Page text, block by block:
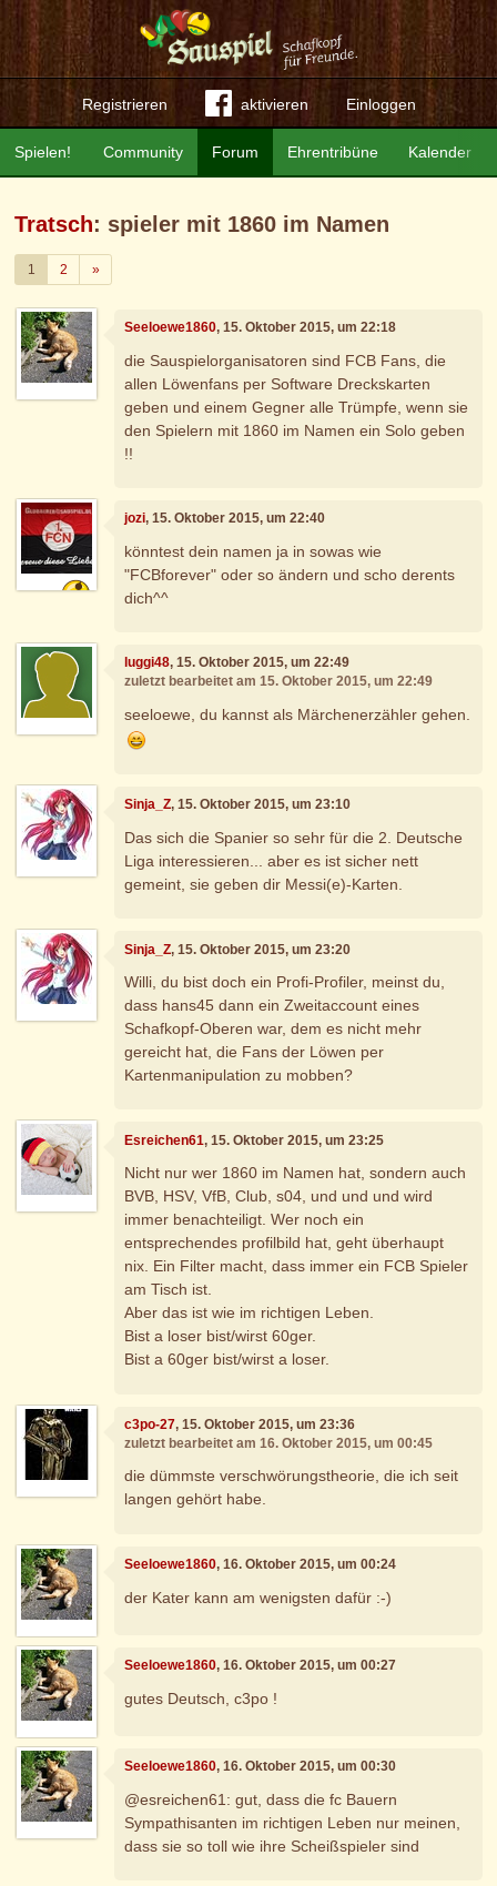
Registrieren aktivieren Einloggen
Community Forum Ehrentribüne Kalender
Spielen!
Tratsch: spieler mit 1860 im Namen
1 2 »Weiter
Seeloewe1860, 15. Oktober 2015, um 22:18
die Sauspielorganisatoren sind FCB Fans, die
allen Löwenfans per Software Dreckskarten
geben und einem Gegner alle Trümpfe, wenn sie
den Spielern mit 1860 im Namen ein Solo geben
!!
jozi, 15. Oktober 2015, um 22:40
könntest dein namen ja in sowas wie
"FCBforever" oder so ändern und scho derents
dich^^
luggi48, 15. Oktober 2015, um 22:49
zuletzt bearbeitet am 15. Oktober 2015, um 22:49
seeloewe, du kannst als Märchenerzähler gehen.
Sinja_Z, 15. Oktober 2015, um 23:10
Das sich die Spanier so sehr für die 2. Deutsche
Liga interessieren... aber es ist sicher nett
gemeint, sie geben dir Messi(e)-Karten.
Sinja_Z, 15. Oktober 2015, um 23:20
Willi, du bist doch ein Profi-Profiler, meinst du,
dass hans45 dann ein Zweitaccount eines
Schafkopf-Oberen war, dem es nicht mehr
gereicht hat, die Fans der Löwen per
Kartenmanipulation zu mobben?
Esreichen61, 15. Oktober 2015, um 23:25
Nicht nur wer 1860 im Namen hat, sondern auch
BVB, HSV, VfB, Club, s04, und und und wird
immer benachteiligt. Wer noch ein
entsprechendes profilbild hat, geht überhaupt
nix. Ein Filter macht, dass immer ein FCB Spieler
am Tisch ist.
Aber das ist wie im richtigen Leben.
Bist a loser bist/wirst 60ger.
Bist a 60ger bist/wirst a loser.
c3po-27, 15. Oktober 2015, um 23:36
zuletzt bearbeitet am 16. Oktober 2015, um 00:45
die dümmste verschwörungstheorie, die ich seit
langen gehört habe.
Seeloewe1860, 16. Oktober 2015, um 00:24
der Kater kann am wenigsten dafür :-)
Seeloewe1860, 16. Oktober 2015, um 00:27
gutes Deutsch, c3po !
Seeloewe1860, 16. Oktober 2015, um 00:30
@esreichen61: gut, dass die fc Bauern
Sympathisanten im richtigen Leben nur meinen,
dass sie so toll wie ihre Scheißspieler sind